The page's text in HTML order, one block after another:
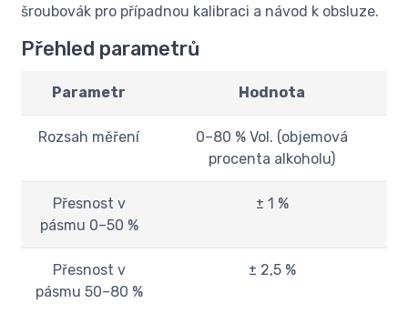
šroubovák pro případnou kalibraci a návod k obsluze.
Přehled parametrů
Parametr Hodnota
Rozsah měření
0–80 % Vol. (objemová
procenta alkoholu)
Přesnost v
pásmu 0–50 %
± 1 %
Přesnost v
pásmu 50–80 %
± 2,5 %